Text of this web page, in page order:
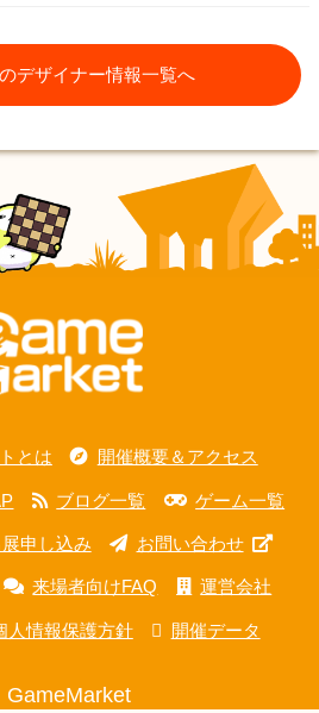
デザイナー情報一覧へ
とは 開催概要＆アクセス
ブログ一覧 ゲーム一覧
申し込み お問い合わせ
来場者向けFAQ 運営会社
人情報保護方針 開催データ
GameMarket